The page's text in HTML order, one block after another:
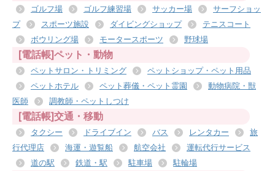
ゴルフ場 ゴルフ練習場 サッカー場
サーフショッ
プ
スポーツ施設 ダイビングショップ
テニスコート
ボウリング場
モータースポーツ 野球場
[電話帳]ペット・動物
ペットサロン・トリミング
ペットショップ・ペット用品
ペットホテル
ペット葬儀・ペット霊園
動物病院・獣
医師
調教師・ペットしつけ
[電話帳]交通・移動
タクシー ドライブイン バス レンタカー
旅
行代理店
海運・遊覧船 航空会社
運転代行サービス
道の駅
鉄道・駅 駐車場 駐輪場